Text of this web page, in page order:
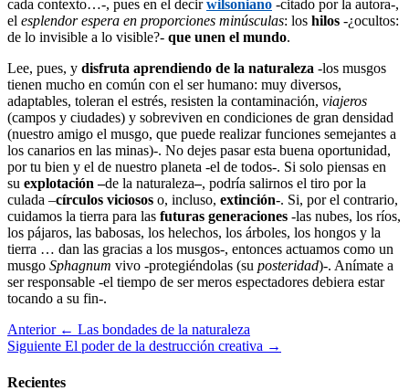
cada contexto…-, pues en el decirwilsoniano -citado por la autora-,
el esplendor espera en proporciones minúsculas: los hilos -¿ocultos:
de lo invisible a lo visible?- que unen el mundo.
Lee, pues, y disfruta aprendiendo de la naturaleza -los musgos
tienen mucho en común con el ser humano: muy diversos,
adaptables, toleran el estrés, resisten la contaminación, viajeros
(campos y ciudades) y sobreviven en condiciones de gran densidad
(nuestro amigo el musgo, que puede realizar funciones semejantes a
los canarios en las minas)-. No dejes pasar esta buena oportunidad,
por tu bien y el de nuestro planeta -el de todos-. Si solo piensas en
su explotación –de la naturaleza–, podría salirnos el tiro por la
culada –círculos viciosos o, incluso, extinción-. Si, por el contrario,
cuidamos la tierra para las futuras generaciones -las nubes, los ríos,
los pájaros, las babosas, los helechos, los árboles, los hongos y la
tierra … dan las gracias a los musgos-, entonces actuamos como un
musgo Sphagnum vivo -protegiéndolas (su posteridad)-. Anímate a
ser responsable -el tiempo de ser meros espectadores debiera estar
tocando a su fin-.
Anterior ← Las bondades de la naturaleza
Siguiente El poder de la destrucción creativa →
Recientes